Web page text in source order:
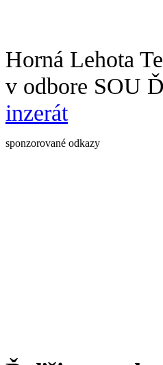
Horná Lehota
v odbore SOU
inzerát
sponzorované odkazy